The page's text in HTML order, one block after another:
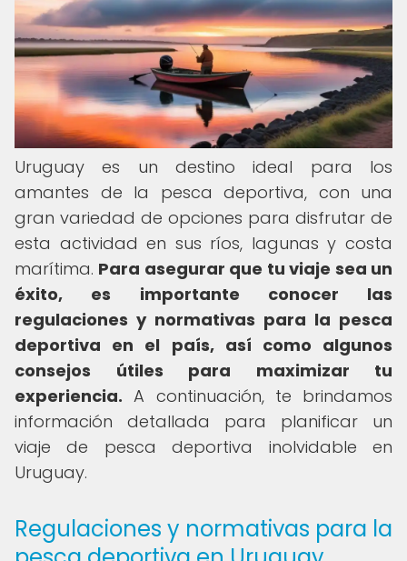
Uruguay es un destino ideal para los
amantes de la pesca deportiva, con una
gran variedad de opciones para disfrutar de
esta actividad en sus ríos, lagunas y costa
marítima. Para asegurar que tu viaje sea un
éxito, es importante conocer las
regulaciones y normativas para la pesca
deportiva en el país, así como algunos
consejos útiles para maximizar tu
experiencia. A continuación, te brindamos
información detallada para planificar un
viaje de pesca deportiva inolvidable en
Uruguay.
Regulaciones y normativas para la